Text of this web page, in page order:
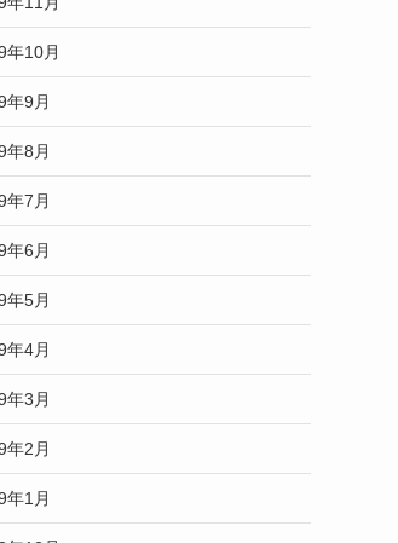
年10月
年9月
年8月
年7月
年6月
年5月
年4月
年3月
年2月
年1月